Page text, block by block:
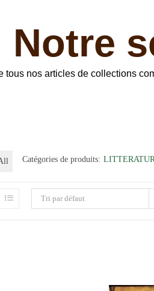
Notre
tous nos articles de collections
Catégories de produits:
Tri par défaut